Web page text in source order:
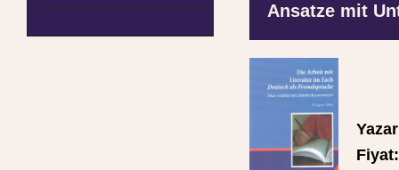
Ansatze mit
Fiyat: